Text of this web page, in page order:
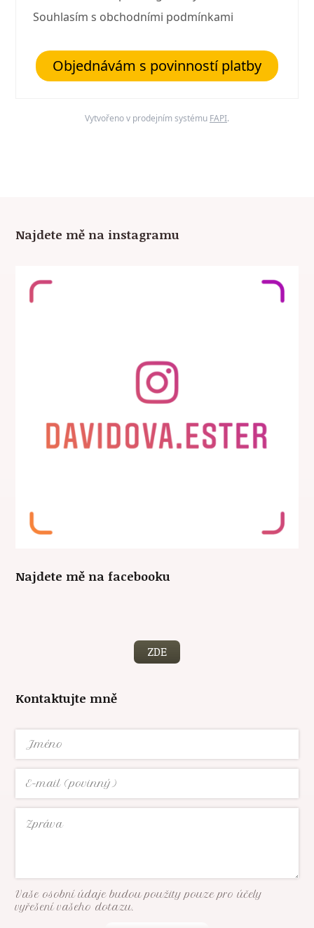
Souhlasím s obchodními podmínkami
Objednávám s povinností platby
Vytvořeno v prodejním systému FAPI.
Najdete mě na instagramu
Najdete mě na facebooku
ZDE
Kontaktujte mně
Vaše osobní údaje budou použity pouze pro účely
vyřešení vašeho dotazu.